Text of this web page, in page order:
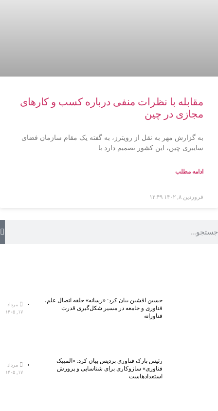
مقابله با نظرات منفی درباره کسب و کارهای
مجازی در چین
به گزارش مهر به نقل از رویترز، به گفته یک مقام سازمان فضای
سایبری چین، این کشور تصمیم دارد با
ادامه مطلب
فروردین ۸, ۱۴۰۲ ۱۲:۴۹
حسین افشین بیان کرد: «رسانه» حلقه اتصال علم،
فناوری و جامعه در مسیر شکل‌گیری قدرت
فناورانه
مرداد
۱۷, ۱۴۰۵
رئیس پارک فناوری پردیس بیان کرد: «المپیک
فناوری» سازوکاری برای شناسایی و پرورش
استعدادهاست
مرداد
۱۷, ۱۴۰۵